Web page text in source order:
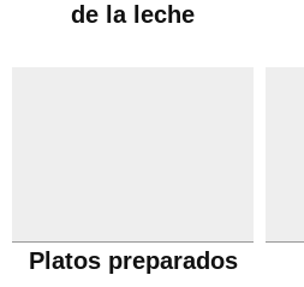
de la leche
Platos preparados